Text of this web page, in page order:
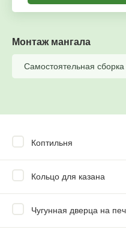
Монтаж мангала
Самостоятельная сборка
Коптильня
Кольцо для казана
Чугунная дверца на